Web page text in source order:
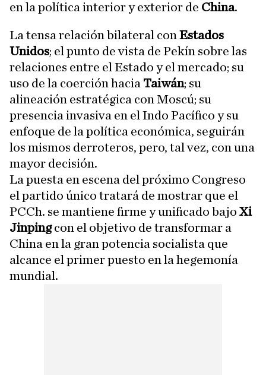
en la política interior y exterior de China.
La tensa relación bilateral con Estados
Unidos; el punto de vista de Pekín sobre las
relaciones entre el Estado y el mercado; su
uso de la coerción hacia Taiwán; su
alineación estratégica con Moscú; su
presencia invasiva en el Indo Pacífico y su
enfoque de la política económica, seguirán
los mismos derroteros, pero, tal vez, con una
mayor decisión.
La puesta en escena del próximo Congreso
el partido único tratará de mostrar que el
PCCh. se mantiene firme y unificado bajo Xi
Jinpingcon el objetivo de transformar a
China en la gran potencia socialista que
alcance el primer puesto en la hegemonía
mundial.